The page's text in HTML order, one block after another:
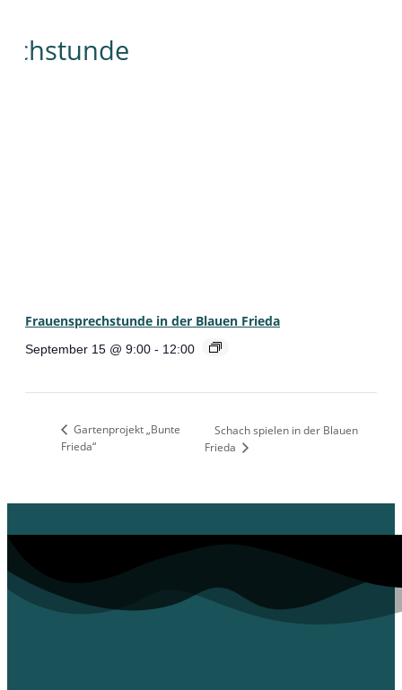
Frauensprechstunde in der Blauen Frieda
September 15 @ 9:00 - 12:00
Gartenprojekt „Bunte
Frieda“
Schach spielen in der Blauen
Frieda